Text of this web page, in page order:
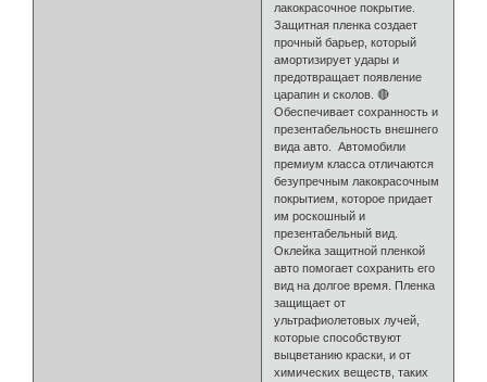
лакокрасочное покрытие.
Защитная пленка создает
прочный барьер, который
амортизирует удары и
предотвращает появление
царапин и сколов. 🔴
Обеспечивает сохранность и
презентабельность внешнего
вида авто. Автомобили
премиум класса отличаются
безупречным лакокрасочным
покрытием, которое придает
им роскошный и
презентабельный вид.
Оклейка защитной пленкой
авто помогает сохранить его
вид на долгое время. Пленка
защищает от
ультрафиолетовых лучей,
которые способствуют
выцветанию краски, и от
химических веществ, таких